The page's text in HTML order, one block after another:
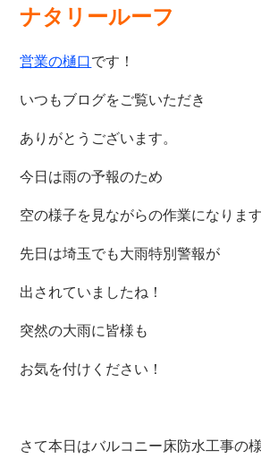
ナタリールーフ
営業の樋口です！
いつもブログをご覧いただき
ありがとうございます。
今日は雨の予報のため
空の様子を見ながらの作業になります
先日は埼玉でも大雨特別警報が
出されていましたね！
突然の大雨に皆様も
お気を付けください！
さて本日はバルコニー床防水工事の